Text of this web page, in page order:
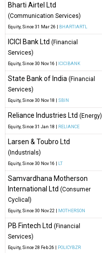
Bharti Airtel Ltd
(Communication Services)
Equity , Since 31 Mar 26 | BHARTIARTL
ICICI Bank Ltd (Financial
Services)
Equity , Since 30 Nov 16 | ICICIBANK
State Bank of India (Financial
Services)
Equity , Since 30 Nov 18 | SBIN
Reliance Industries Ltd (Energy)
Equity , Since 31 Jan 18 | RELIANCE
Larsen & Toubro Ltd
(Industrials)
Equity , Since 30 Nov 16 | LT
Samvardhana Motherson
International Ltd (Consumer
Cyclical)
Equity , Since 30 Nov 22 | MOTHERSON
PB Fintech Ltd (Financial
Services)
Equity , Since 28 Feb 26 | POLICYBZR